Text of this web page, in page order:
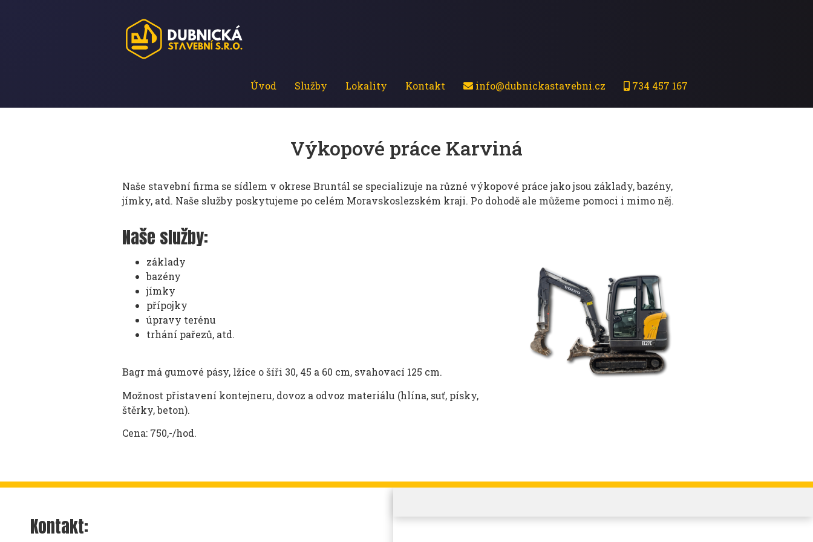
Úvod Služby Lokality Kontakt info@dubnickastavebni.cz 734 457 167
Výkopové práce Karviná
Naše stavební firma se sídlem v okrese Bruntál se specializuje na různé výkopové práce jako jsou základy, bazény,
jímky, atd. Naše služby poskytujeme po celém Moravskoslezském kraji. Po dohodě ale můžeme pomoci i mimo něj.
Naše služby:
základy
bazény
jímky
přípojky
úpravy terénu
trhání pařezů, atd.
Bagr má gumové pásy, lžíce o šíři 30, 45 a 60 cm, svahovací 125 cm.
Možnost přistavení kontejneru, dovoz a odvoz materiálu (hlína, suť, písky,
štěrky, beton).
Cena: 750,-/hod.
Kontakt: